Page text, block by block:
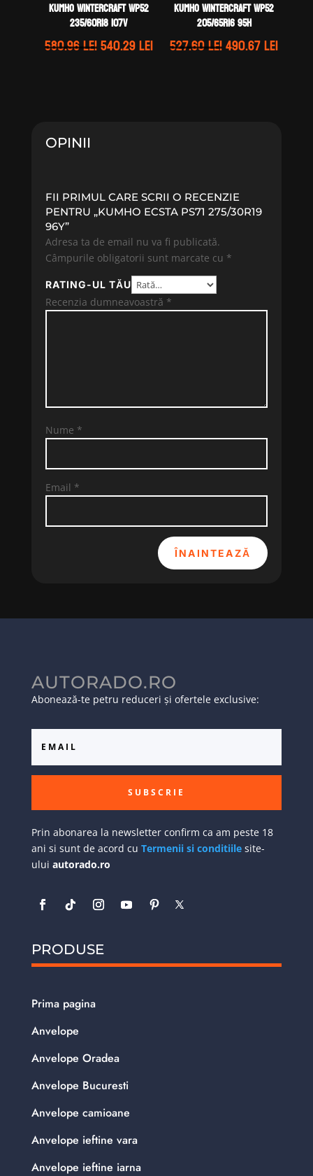
Kumho WINTERCRAFT WP52
235/60R18 107V
580.96leiPrețul
540.29leiPrețul
Kumho WINTERCRAFT WP52
205/65R16 95H
527.60leiPrețul
490.67leiPrețul
OPINII
FII PRIMUL CARE SCRII O RECENZIE
PENTRU „KUMHO ECSTA PS71 275/30R19
96Y”
Adresa ta de email nu va fi publicată.
Câmpurile obligatorii sunt marcate cu *
RATING-UL TĂU
Recenzia dumneavoastră *
Nume *
Email *
ÎNAINTEAZĂ
AUTORADO.RO
Abonează-te petru reduceri și ofertele exclusive:
SUBSCRIE
Prin abonarea la newsletter confirm ca am peste 18
ani si sunt de acord cu Termenii si conditiilesite-
ului autorado.ro
PRODUSE
Prima pagina
Anvelope
Anvelope Oradea
Anvelope Bucuresti
Anvelope camioane
Anvelope ieftine vara
Anvelope ieftine iarna